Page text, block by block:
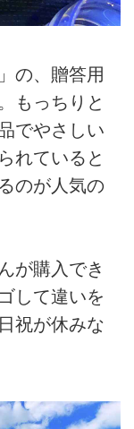
の、贈答用
もっちりと
でやさしい
れていると
のが人気の
が購入でき
して違いを
祝が休みな